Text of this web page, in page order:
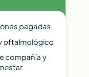
pagadas
oftalmológico
compañía y